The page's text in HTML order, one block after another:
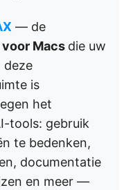
— de
Macs die uw
deze
is
het
tools: gebruik
te bedenken,
documentatie
en meer —